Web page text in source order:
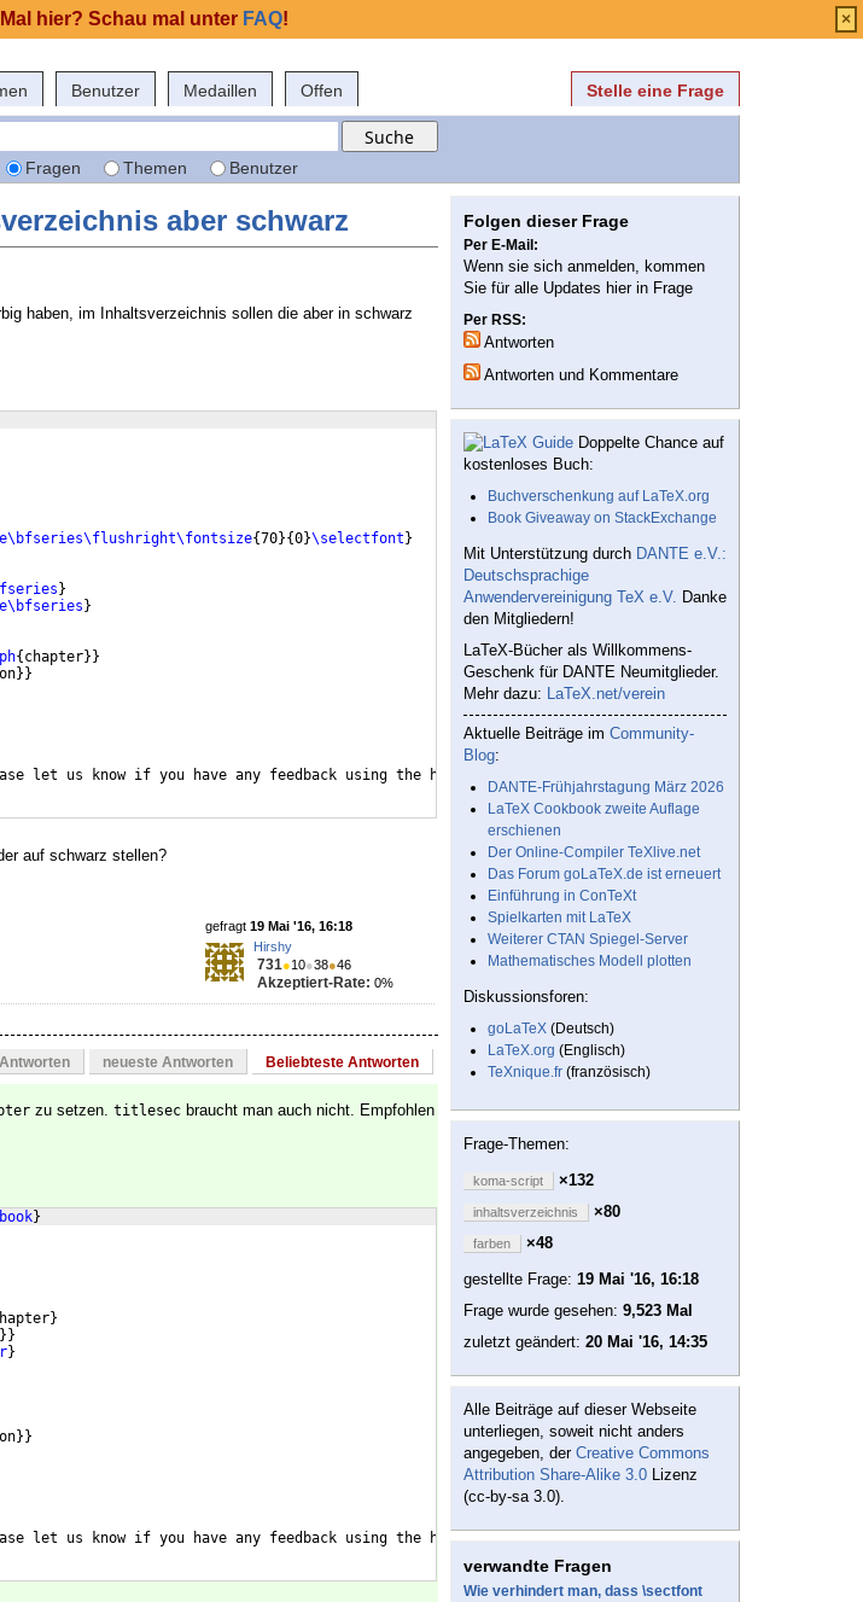
Benutzer Medaillen Offen Stelle eine Frage
Fragen Themen Benutzer
aber schwarz
haben, im Inhaltsverzeichnis sollen die aber in schwarz
{70}{0}\selectfont }
}
}
{ chapter}}
}}
let us know if you have any feedback using the help menu above.
auf schwarz stellen?
gefragt 19 Mai '16, 16:18
Hirshy
731●10●38●46
Akzeptiert-Rate: 0%
neueste Antworten Beliebteste Antworten
zu setzen. titlesec braucht man auch nicht. Empfohlen
}
}
}}
}
}}
let us know if you have any feedback using the help menu above.
Folgen dieser Frage
Per E-Mail:
Wenn sie sich anmelden, kommen
Sie für alle Updates hier in Frage
Per RSS:
Antworten
Antworten und Kommentare
Doppelte Chance auf
kostenloses Buch:
Buchverschenkung auf LaTeX.org
Book Giveaway on StackExchange
Mit Unterstützung durch DANTE e.V.:
Deutschsprachige
Anwendervereinigung TeX e.V. Danke
den Mitgliedern!
LaTeX-Bücher als Willkommens-
Geschenk für DANTE Neumitglieder.
Mehr dazu: LaTeX.net/verein
Aktuelle Beiträge im Community-
Blog:
DANTE-Frühjahrstagung März 2026
LaTeX Cookbook zweite Auflage
erschienen
Der Online-Compiler TeXlive.net
Das Forum goLaTeX.de ist erneuert
Einführung in ConTeXt
Spielkarten mit LaTeX
Weiterer CTAN Spiegel-Server
Mathematisches Modell plotten
Diskussionsforen:
goLaTeX (Deutsch)
LaTeX.org (Englisch)
TeXnique.fr (französisch)
Frage-Themen:
koma-script ×132
inhaltsverzeichnis ×80
farben
×48
gestellte Frage: 19 Mai '16, 16:18
Frage wurde gesehen: 9,523 Mal
zuletzt geändert: 20 Mai '16, 14:35
Alle Beiträge auf dieser Webseite
unterliegen, soweit nicht anders
angegeben, der Creative Commons
Attribution Share-Alike 3.0 Lizenz
(cc-by-sa 3.0).
verwandte Fragen
Wie verhindert man, dass \sectfont
hier? Schau mal unter FAQ! ×